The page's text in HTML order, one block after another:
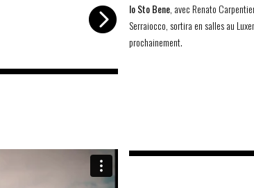
Io Sto Bene, avec Renato
Serraiocco, sortira en salles au
prochainement.